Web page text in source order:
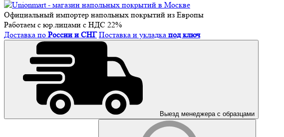
Официальный импортер напольных покрытий из Европы
Работаем с юр.лицами с НДС 22%
Доставка по России и СНГ Поставка и укладка под ключ
Выезд менеджера с образцами